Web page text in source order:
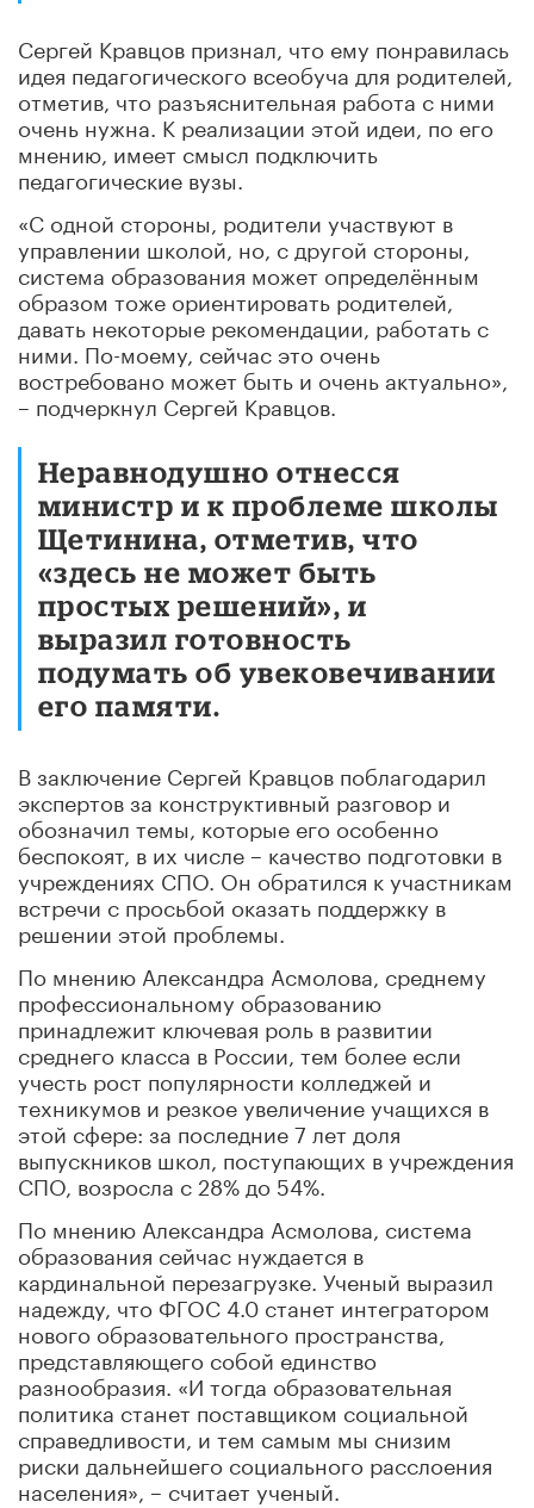
Сергей Кравцов признал, что ему понравилась
идея педагогического всеобуча для родителей,
отметив, что разъяснительная работа с ними
очень нужна. К реализации этой идеи, по его
мнению, имеет смысл подключить
педагогические вузы.
«С одной стороны, родители участвуют в
управлении школой, но, с другой стороны,
система образования может определённым
образом тоже ориентировать родителей,
давать некоторые рекомендации, работать с
ними. По-моему, сейчас это очень
востребовано может быть и очень актуально»,
– подчеркнул Сергей Кравцов.
Неравнодушно отнесся
министр и к проблеме школы
Щетинина, отметив, что
«здесь не может быть
простых решений», и
выразил готовность
подумать об увековечивании
его памяти.
В заключение Сергей Кравцов поблагодарил
экспертов за конструктивный разговор и
обозначил темы, которые его особенно
беспокоят, в их числе – качество подготовки в
учреждениях СПО. Он обратился к участникам
встречи с просьбой оказать поддержку в
решении этой проблемы.
По мнению Александра Асмолова, среднему
профессиональному образованию
принадлежит ключевая роль в развитии
среднего класса в России, тем более если
учесть рост популярности колледжей и
техникумов и резкое увеличение учащихся в
этой сфере: за последние 7 лет доля
выпускников школ, поступающих в учреждения
СПО, возросла с 28% до 54%.
По мнению Александра Асмолова, система
образования сейчас нуждается в
кардинальной перезагрузке. Ученый выразил
надежду, что ФГОС 4.0 станет интегратором
нового образовательного пространства,
представляющего собой единство
разнообразия. «И тогда образовательная
политика станет поставщиком социальной
справедливости, и тем самым мы снизим
риски дальнейшего социального расслоения
населения», – считает ученый.